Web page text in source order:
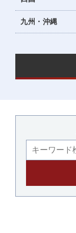
九州・沖縄